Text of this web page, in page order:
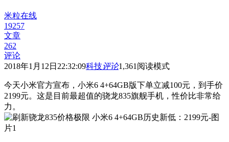
米粒在线
19257
文章
262
评论
2018年1月12日22:32:09科技评论1,361 阅读模式
今天小米官方宣布，小米6 4+64GB版下单立减100元，到手价
2199元。这是目前最超值的骁龙835旗舰手机，性价比非常给
力。